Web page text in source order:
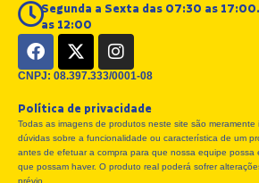
Segunda a Sexta das 07:30 as
as 12:00
F
a
c
b
o
o
k
X
-
t
i
t
t
e
I
n
s
a
g
r
a
CNPJ: 08.397.333/0001-08
Política de privacidade
Todas as imagens de produtos neste site são meramente
dúvidas sobre a funcionalidade ou característica de um
antes de efetuar a compra para que nossa equipe possa
que possam haver. O produto real poderá sofrer
prévio